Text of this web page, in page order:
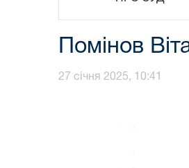
Помінов
27 січня 2025, 10:41